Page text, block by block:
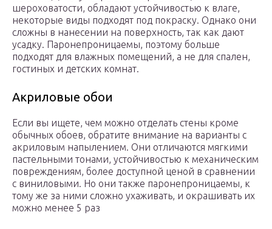
шероховатости, обладают устойчивостью к влаге,
некоторые виды подходят под покраску. Однако они
сложны в нанесении на поверхность, так как дают
усадку. Паронепроницаемы, поэтому больше
подходят для влажных помещений, а не для спален,
гостиных и детских комнат.
Акриловые обои
Если вы ищете, чем можно отделать стены кроме
обычных обоев, обратите внимание на варианты с
акриловым напылением. Они отличаются мягкими
пастельными тонами, устойчивостью к механическим
повреждениям, более доступной ценой в сравнении
с виниловыми. Но они также паронепроницаемы, к
тому же за ними сложно ухаживать, и окрашивать их
можно менее 5 раз